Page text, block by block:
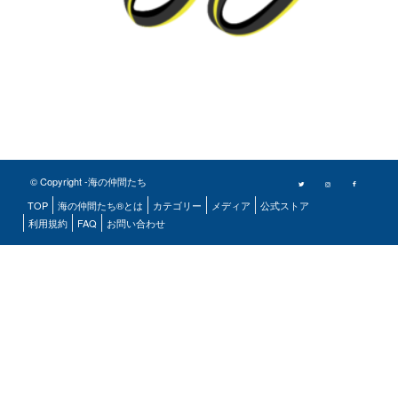
© Copyright -海の仲間たち
TOP
海の仲間たち®とは カテゴリー メディア
公式ストア
利用規約
FAQ お問い合わせ